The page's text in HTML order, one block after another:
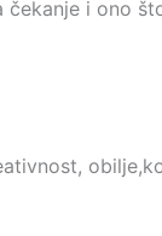
čekanje i ono